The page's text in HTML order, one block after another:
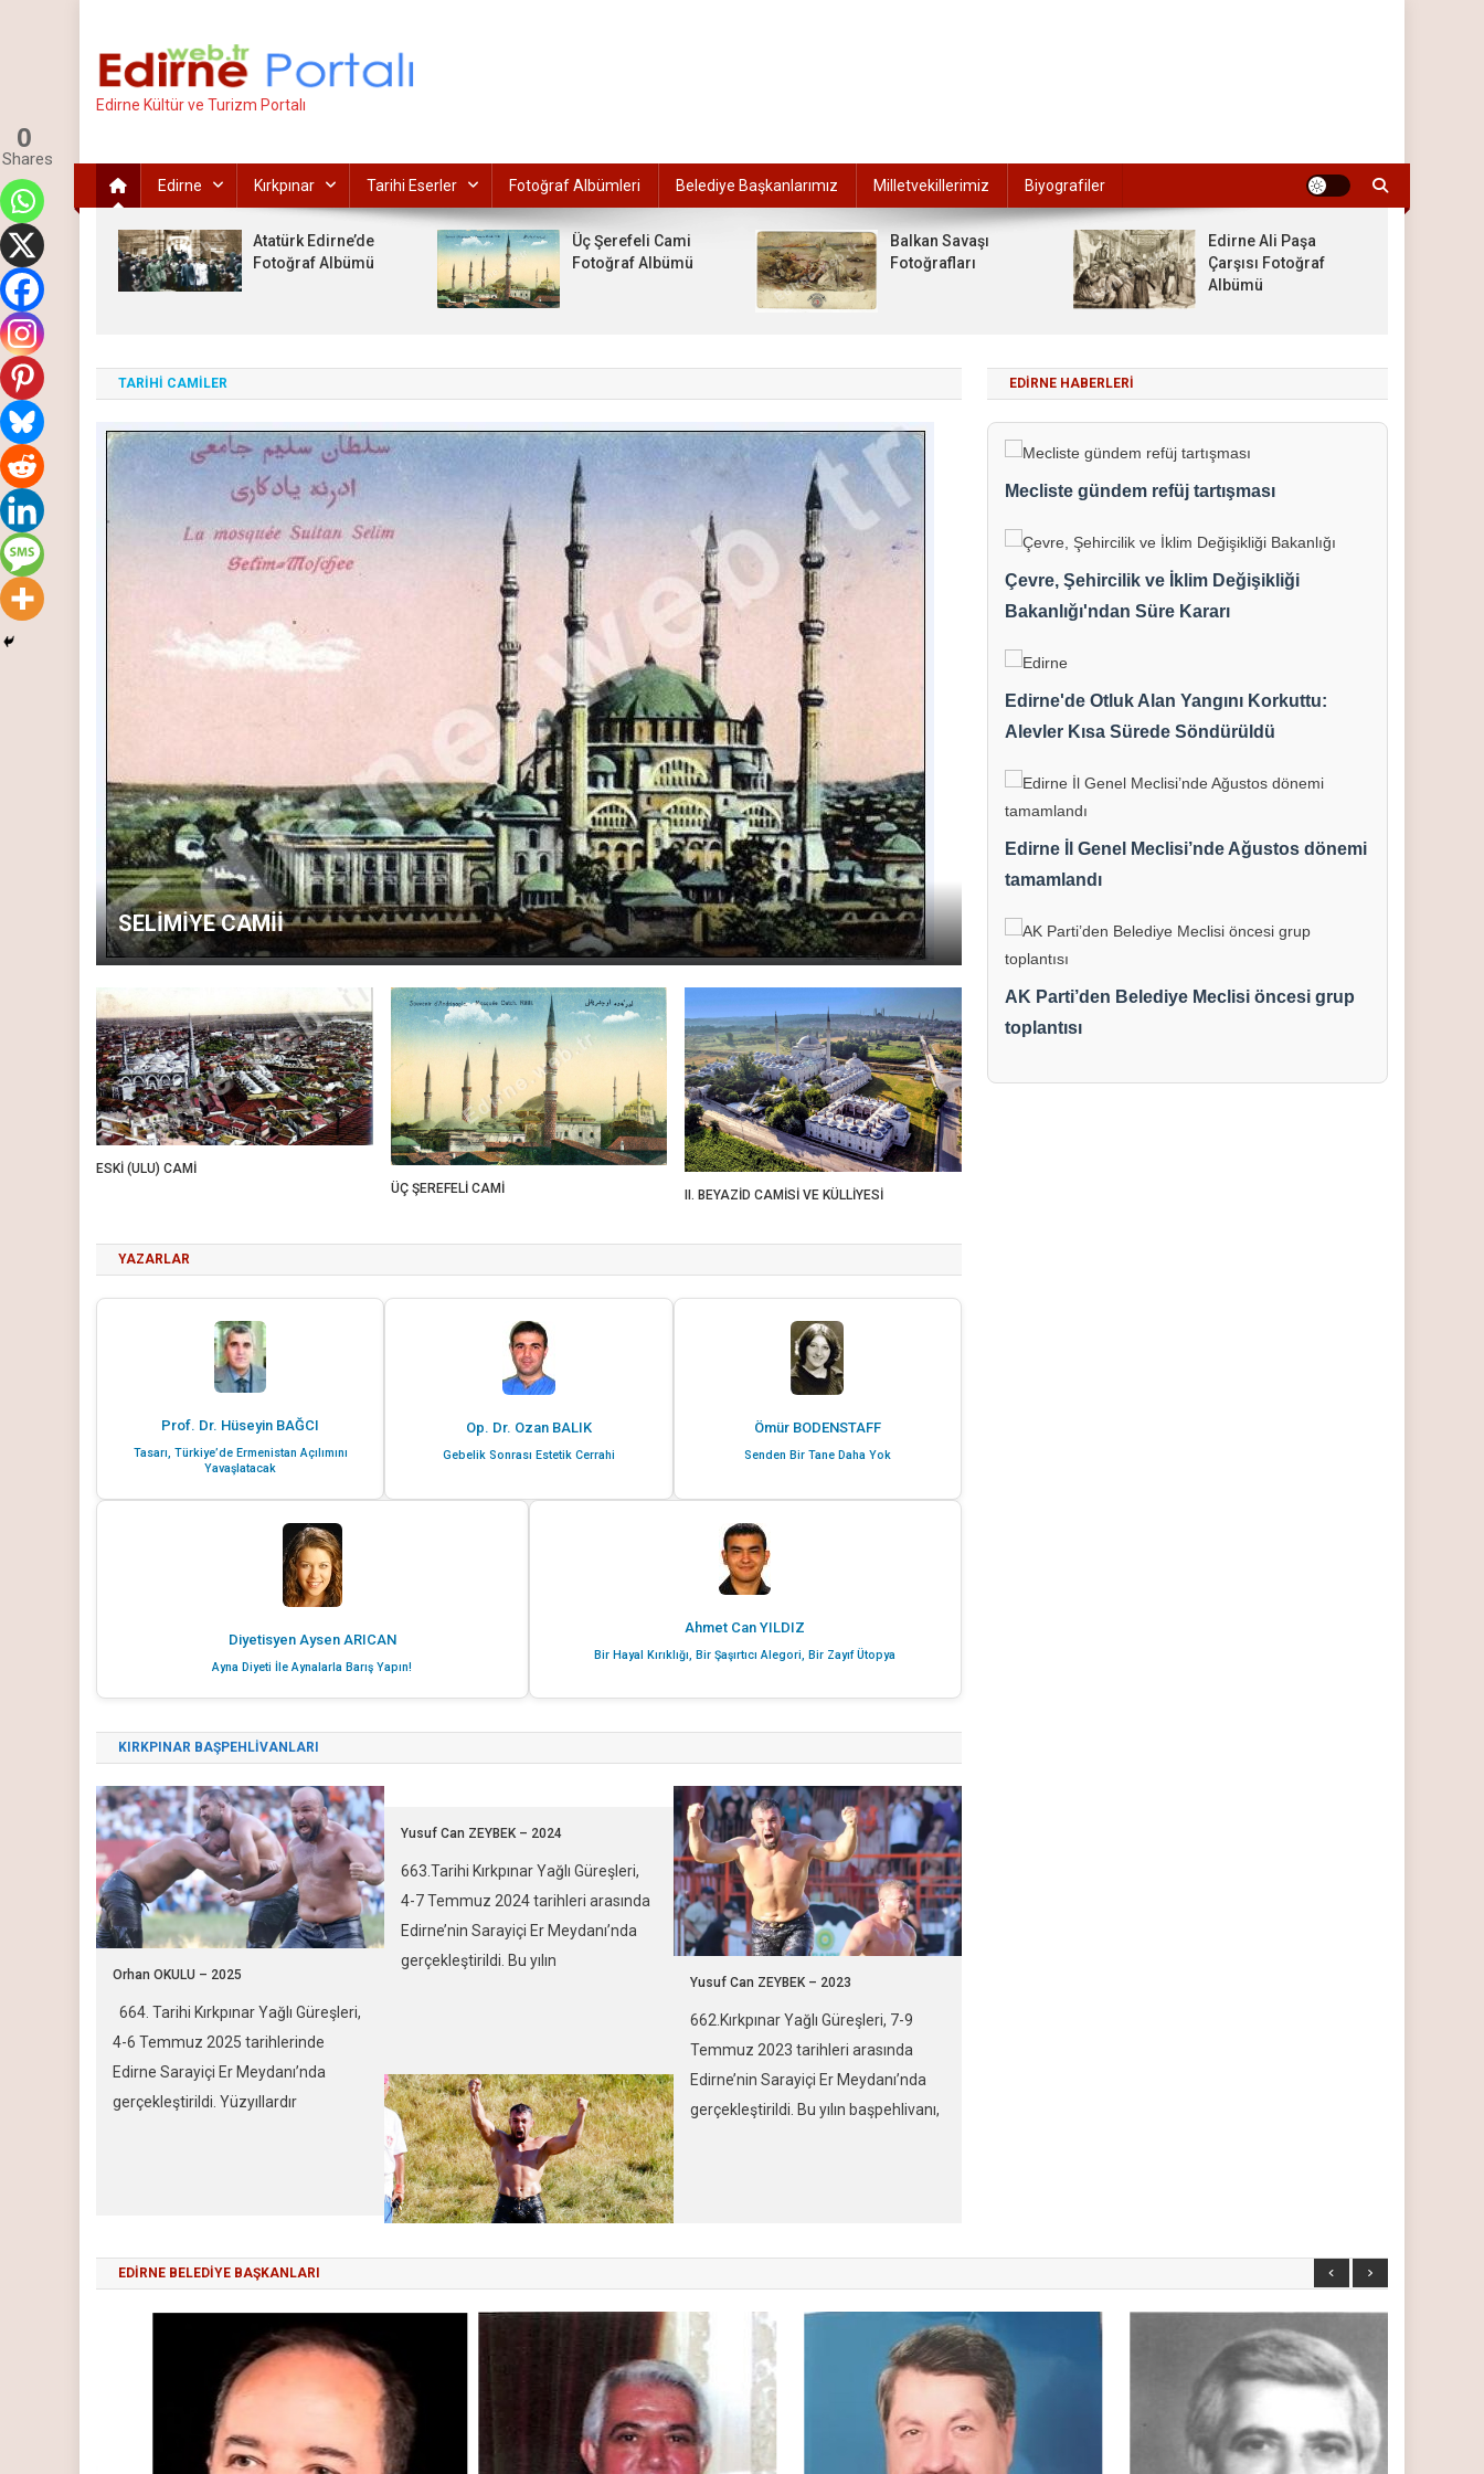
Edirne Kültür ve Turizm Portalı
Edirne Kırkpınar Tarihi Eserler Fotoğraf Albümleri Belediye Başkanlarımız Milletvekillerimiz Biyografiler
Atatürk Edirne’de
Fotoğraf Albümü
Üç Şerefeli Cami
Fotoğraf Albümü
Balkan Savaşı
Fotoğrafları
Edirne Ali Paşa
Çarşısı Fotoğraf
Albümü
TARİHİ CAMİLER
SELİMİYE CAMİİ
ESKİ (ULU) CAMİ
ÜÇ ŞEREFELİ CAMİ
II. BEYAZİD CAMİSİ VE KÜLLİYESİ
YAZARLAR
Prof. Dr. Hüseyin BAĞCI
Tasarı, Türkiye’de Ermenistan Açılımını
Yavaşlatacak
Op. Dr. Ozan BALIK
Gebelik Sonrası Estetik Cerrahi
Ömür BODENSTAFF
Senden Bir Tane Daha Yok
Diyetisyen Aysen ARICAN
Ayna Diyeti İle Aynalarla Barış Yapın!
Ahmet Can YILDIZ
Bir Hayal Kırıklığı, Bir Şaşırtıcı Alegori, Bir Zayıf Ütopya
KIRKPINAR BAŞPEHLİVANLARI
Orhan OKULU – 2025
664. Tarihi Kırkpınar Yağlı Güreşleri,
4-6 Temmuz 2025 tarihlerinde
Edirne Sarayiçi Er Meydanı’nda
gerçekleştirildi. Yüzyıllardır
edilmektedir. Bu yılın en büyük
heyecanı ise başpehlivanlık finalinde
yaşandı. Tecrübeli güreşçi Orhan
OKULU ile genç rakibi […]
0
Shares
Yusuf Can ZEYBEK – 2024
663.Tarihi Kırkpınar Yağlı Güreşleri,
4-7 Temmuz 2024 tarihleri arasında
Edirne’nin Sarayiçi Er Meydanı’nda
gerçekleştirildi. Bu yılın
kadar Ali GÜRBÜZ ve Orhan OKULU
gibi favori isimlerin elendiği
güreşlerin çoğunluğu, puan alanın
kazandığı uzatmalara gitti. Sarayiçi
Er Meydanı’nda, final güreşinden
önce gerçekleştirilen yarı final […]
Yusuf Can ZEYBEK – 2023
662.Kırkpınar Yağlı Güreşleri, 7-9
Temmuz 2023 tarihleri arasında
Edirne’nin Sarayiçi Er Meydanı’nda
gerçekleştirildi. Bu yılın başpehlivanı,
ederek başpehlivanlık unvanını
kazandı. Final müsabakasında 40
dakikalık normal sürede yeniş
çıkmaması nedeniyle altın puan
denilen puan alanın kazanacağı
bölüme geçildi […]
EDIRNE HABERLERI
Mecliste gündem refüj tartışması
Çevre, Şehircilik ve İklim Değişikliği
Bakanlığı'ndan Süre Kararı
Edirne'de Otluk Alan Yangını Korkuttu:
Alevler Kısa Sürede Söndürüldü
Edirne İl Genel Meclisi’nde Ağustos dönemi
tamamlandı
AK Parti’den Belediye Meclisi öncesi grup
toplantısı
EDİRNE BELEDİYE BAŞKANLARI